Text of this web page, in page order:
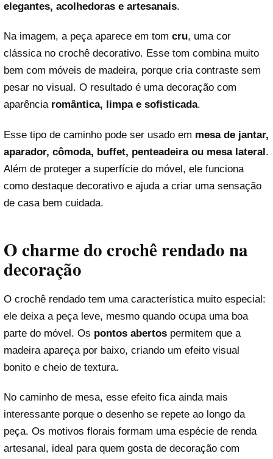
elegantes, acolhedoras e artesanais.
Na imagem, a peça aparece em tom cru, uma cor
clássica no crochê decorativo. Esse tom combina muito
bem com móveis de madeira, porque cria contraste sem
pesar no visual. O resultado é uma decoração com
aparência romântica, limpa e sofisticada.
Esse tipo de caminho pode ser usado em mesa de jantar,
aparador, cômoda, buffet, penteadeira ou mesa lateral.
Além de proteger a superfície do móvel, ele funciona
como destaque decorativo e ajuda a criar uma sensação
de casa bem cuidada.
O charme do crochê rendado na
decoração
O crochê rendado tem uma característica muito especial:
ele deixa a peça leve, mesmo quando ocupa uma boa
parte do móvel. Os pontos abertos permitem que a
madeira apareça por baixo, criando um efeito visual
bonito e cheio de textura.
No caminho de mesa, esse efeito fica ainda mais
interessante porque o desenho se repete ao longo da
peça. Os motivos florais formam uma espécie de renda
artesanal, ideal para quem gosta de decoração com